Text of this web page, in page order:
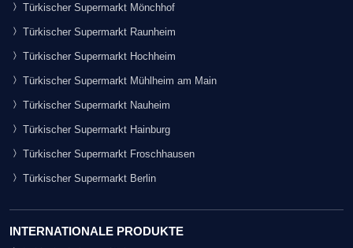
Türkischer Supermarkt Mönchhof
Türkischer Supermarkt Raunheim
Türkischer Supermarkt Hochheim
Türkischer Supermarkt Mühlheim am Main
Türkischer Supermarkt Nauheim
Türkischer Supermarkt Hainburg
Türkischer Supermarkt Froschhausen
Türkischer Supermarkt Berlin
INTERNATIONALE PRODUKTE